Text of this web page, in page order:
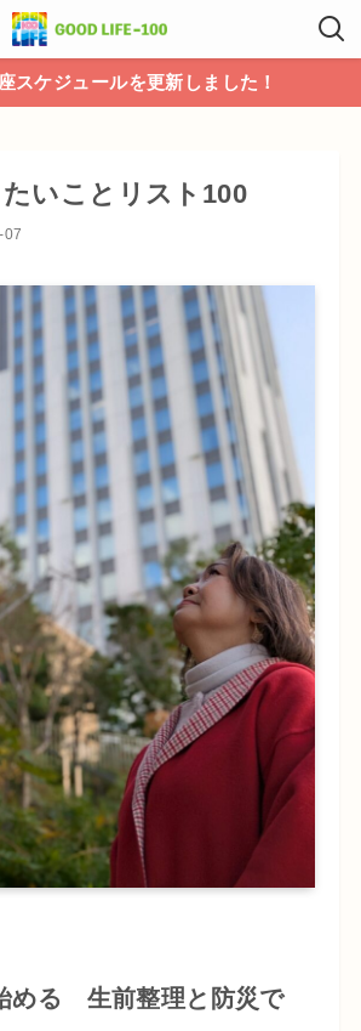
スケジュールを更新しました！
いことリスト100
07
める 生前整理と防災で